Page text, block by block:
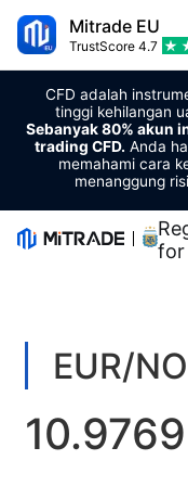
Mitrade EU
TrustScore 4.7
CFD adalah
tinggi kehilangan
Sebanyak 80% akun
trading CFD. Anda
memahami cara
menanggung
for
Forex
Komoditas
Mata uang kripto
Trading
Platform Perdagangan
Manajemen Risiko
Alat Pasar
Kalender Ekonomi
Edukasi
EUR/
10.9769